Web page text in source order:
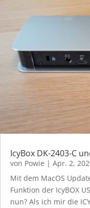
IcyBox DK-2403-C
von Powie | Apr. 2,
Mit dem MacOS
Funktion der IcyBOX
nun? Als ich mir die